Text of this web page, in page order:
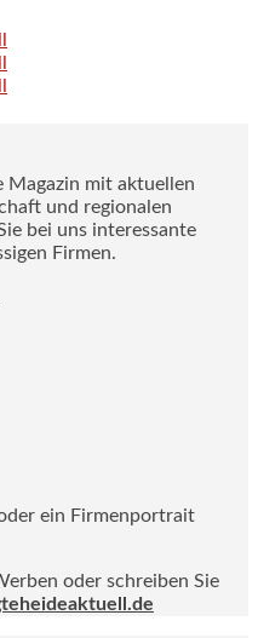
Magazin mit aktuellen
und regionalen
bei uns interessante
Firmen.
ein Firmenportrait
oder schreiben Sie